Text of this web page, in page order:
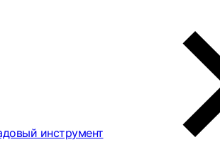
инструмент